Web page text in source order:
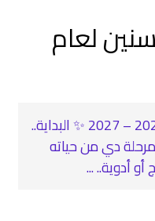
لعام
افضل رعاية دار مسنين لعام 2026 – 2027 ✨ البداية..
دي من حياته
أدوية.. ...